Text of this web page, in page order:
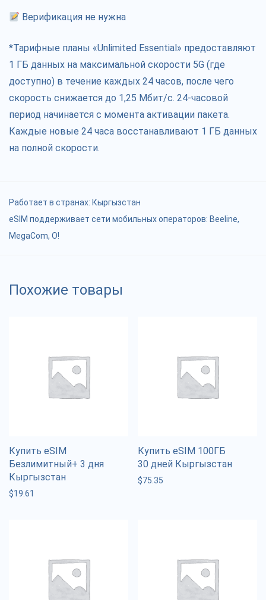
Верификация не нужна
*Тарифные планы «Unlimited Essential» предоставляют
1 ГБ данных на максимальной скорости 5G (где
доступно) в течение каждых 24 часов, после чего
скорость снижается до 1,25 Мбит/с. 24-часовой
период начинается с момента активации пакета.
Каждые новые 24 часа восстанавливают 1 ГБ данных
на полной скорости.
Работает в странах: Кыргызстан
eSIM поддерживает сети мобильных операторов: Beeline,
MegaCom, О!
Похожие товары
Купить eSIM
Безлимитный+ 3 дня
Кыргызстан
$19.61
Купить eSIM 100ГБ
30 дней Кыргызстан
$75.35